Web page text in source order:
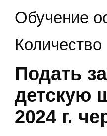
Обучение
Подать
детскую
2024 г.